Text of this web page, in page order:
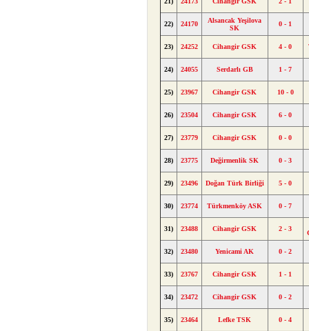
22) 24170
Alsancak Yeşilova
SK
0 - 1
23) 24252 Cihangir GSK 4 - 0
24) 24055 Serdarlı GB 1 - 7
25) 23967 Cihangir GSK 10 - 0
26) 23504 Cihangir GSK 6 - 0
27) 23779 Cihangir GSK 0 - 0
28) 23775 Değirmenlik SK 0 - 3
29) 23496 Doğan Türk Birliği 5 - 0
30) 23774 Türkmenköy ASK 0 - 7
31) 23488 Cihangir GSK 2 - 3
32) 23480 Yenicami AK 0 - 2
33) 23767 Cihangir GSK 1 - 1
34) 23472 Cihangir GSK 0 - 2
35) 23464 Lefke TSK 0 - 4